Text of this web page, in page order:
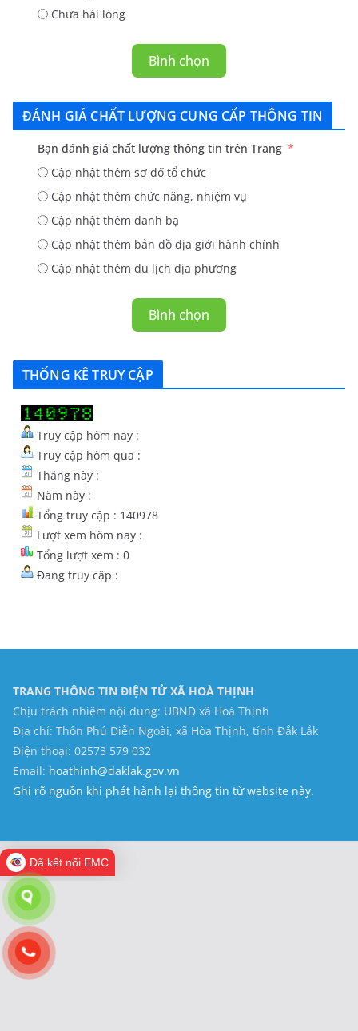
Chưa hài lòng
Bình chọn
ĐÁNH GIÁ CHẤT LƯỢNG CUNG CẤP THÔNG TIN
Bạn đánh giá chất lượng thông tin trên Trang
Cập nhật thêm sơ đố tổ chức
Cập nhật thêm chức năng, nhiệm vụ
Cập nhật thêm danh bạ
Cập nhật thêm bản đồ địa giới hành chính
Cập nhật thêm du lịch địa phương
Bình chọn
THỐNG KÊ TRUY CẬP
Truy cập hôm nay :
Truy cập hôm qua :
Tháng này :
Năm này :
Tổng truy cập : 140978
Lượt xem hôm nay :
Tổng lượt xem : 0
Đang truy cập :
TRANG THÔNG TIN ĐIỆN TỬ XÃ HOÀ THỊNH
Chịu trách nhiệm nội dung: UBND xã Hoà Thịnh
Địa chỉ: Thôn Phú Diễn Ngoài, xã Hòa Thịnh, tỉnh Đắk Lắk
Điện thoại: 02573 579 032
Email: hoathinh@daklak.gov.vn
Ghi rõ nguồn khi phát hành lại thông tin từ website này.
Đã kết nối EMC